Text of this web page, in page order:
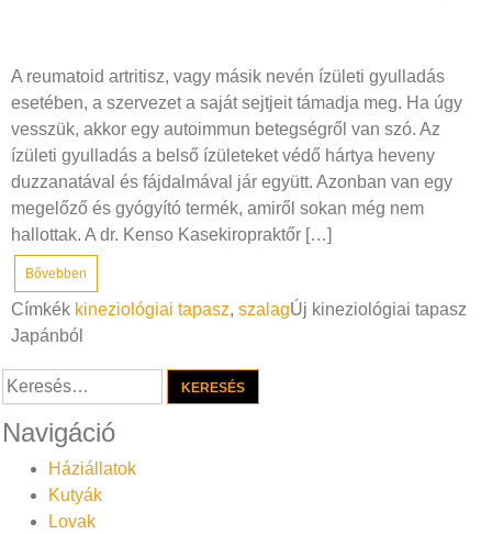
A reumatoid artritisz, vagy másik nevén ízületi gyulladás
esetében, a szervezet a saját sejtjeit támadja meg. Ha úgy
vesszük, akkor egy autoimmun betegségről van szó. Az
ízületi gyulladás a belső ízületeket védő hártya heveny
duzzanatával és fájdalmával jár együtt. Azonban van egy
megelőző és gyógyító termék, amiről sokan még nem
hallottak. A dr. Kenso Kasekiropraktőr […]
Bővebben
Címkék kineziológiai tapasz, szalagÚj kineziológiai tapasz
Japánból
Keresés:
Navigáció
Háziállatok
Kutyák
Lovak